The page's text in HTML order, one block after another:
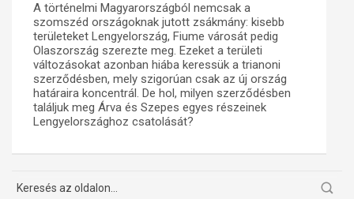
Utókor és emlékezet
Adatbázis
Emlékművek (feltöltés alatt)
Menekültek
Visszhang
Publikációk
Kapcsolat
Trianon-kommentár
A történelmi Magyarországból nemcsak a
szomszéd országoknak jutott zsákmány: kisebb
területeket Lengyelország, Fiume városát pedig
Olaszország szerezte meg. Ezeket a területi
változásokat azonban hiába keressük a trianoni
szerződésben, mely szigorúan csak az új ország
határaira koncentrál. De hol, milyen szerződésben
találjuk meg Árva és Szepes egyes részeinek
Lengyelországhoz csatolását?